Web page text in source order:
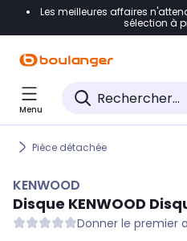
Accéder directement à la
Accéder directement au
Accéder directement au
Les meilleures affaires
sélection à
Menu
Pièce détachée
KENWOOD
Disque KENWOOD
Donner le premier